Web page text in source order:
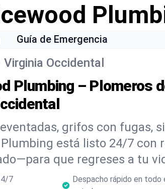
Guía de Emergencia
Virginia Occidental
Plumbing – Plomeros
grifos con fugas,
está listo 24/7 con
que regreses a tu
7
Despacho rápido en todo